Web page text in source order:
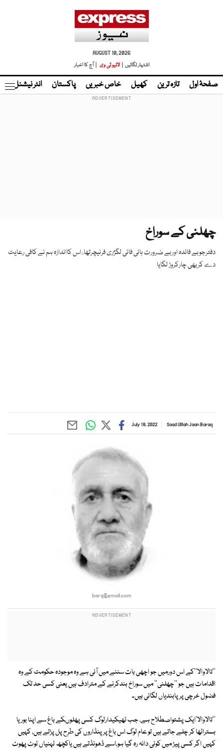
AUGUST 10, 2026
اشتہار لگائیں |
لائیو ٹی وی | آج کا اخبار
صفحۂ اول تازہ ترین کھیل خاص خبریں پاکستان انٹر نیشنل
چھلنی کے سوراخ
دفترجوبے فائدہ اوربے ضرورت ہائی فائی لگژری فرنیچرتھا، اس کااندازہ ہم نے کافی رعایت
دے کربھی چارکروڑ لگایا
Saad Ulllah Jaan Baraq
July 18, 2022
barq@email.com
''تالاوالا''کے اس دورمیں جو اچھی بات سننے میں آئی ہے وہ موجودہ حکومت کے وہ
اقدامات ہیں جو ''چھلنی'' میں سوراخ بندکرنے کے مترادف ہیں یعنی کسی حد تک
فضول خرچی پر پابندیاں لگائی ہیں۔
''تالاوالا'ایک پشتواصطلاح ہے، جب ٹھیکیدارلوگ کسی پھلوںکے باغ سے اپنا بوریا
بستراٹھا کر چلے جاتے ہیں تو عام لوگ اس باغ پر پنڈاروں کی طرح پل پڑتے ہیں، کہیں
کہیں اگر کسی پیڑ میں کوئی دانہ رہ گیا ہو،اسے ڈھونڈتے ہیں یاکچھ ٹہنیاں ٹوٹ پھوٹ